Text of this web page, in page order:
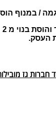
/ במנוף
העסק.
חברות גז